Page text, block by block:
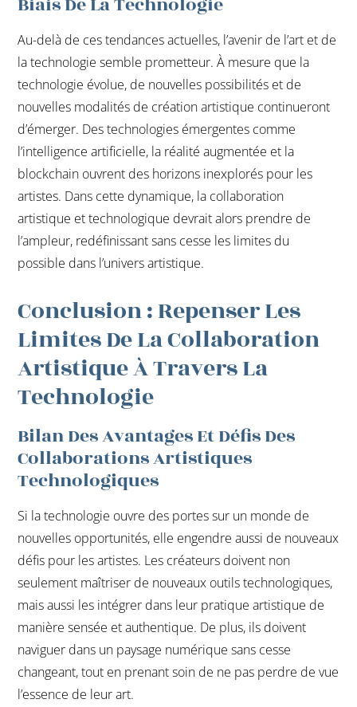
Au-delà de ces tendances actuelles, l’avenir de l’art et de
la technologie semble prometteur. À mesure que la
technologie évolue, de nouvelles possibilités et de
nouvelles modalités de création artistique continueront
d’émerger. Des technologies émergentes comme
l’intelligence artificielle, la réalité augmentée et la
blockchain ouvrent des horizons inexplorés pour les
artistes. Dans cette dynamique, la collaboration
artistique et technologique devrait alors prendre de
l’ampleur, redéfinissant sans cesse les limites du
possible dans l’univers artistique.
Conclusion : Repenser Les
Limites De La Collaboration
Artistique À Travers La
Technologie
Bilan Des Avantages Et Défis Des
Collaborations Artistiques
Technologiques
Si la technologie ouvre des portes sur un monde de
nouvelles opportunités, elle engendre aussi de nouveaux
défis pour les artistes. Les créateurs doivent non
seulement maîtriser de nouveaux outils technologiques,
mais aussi les intégrer dans leur pratique artistique de
manière sensée et authentique. De plus, ils doivent
naviguer dans un paysage numérique sans cesse
changeant, tout en prenant soin de ne pas perdre de vue
l’essence de leur art.